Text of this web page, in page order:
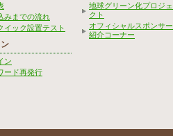
みまでの流れ
イック設置テスト
ン
ード再発行
地球グリーン化プロジェ
クト
オフィシャルスポンサー
紹介コーナー